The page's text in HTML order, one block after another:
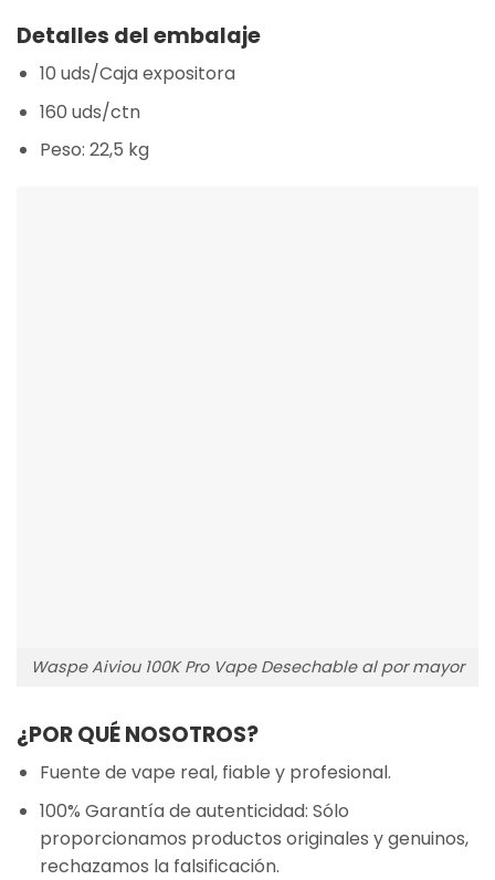
Detalles del embalaje
10 uds/Caja expositora
160 uds/ctn
Peso: 22,5 kg
Waspe Aiviou 100K Pro Vape Desechable al por mayor
¿POR QUÉ NOSOTROS?
Fuente de vape real, fiable y profesional.
100% Garantía de autenticidad: Sólo
proporcionamos productos originales y genuinos,
rechazamos la falsificación.